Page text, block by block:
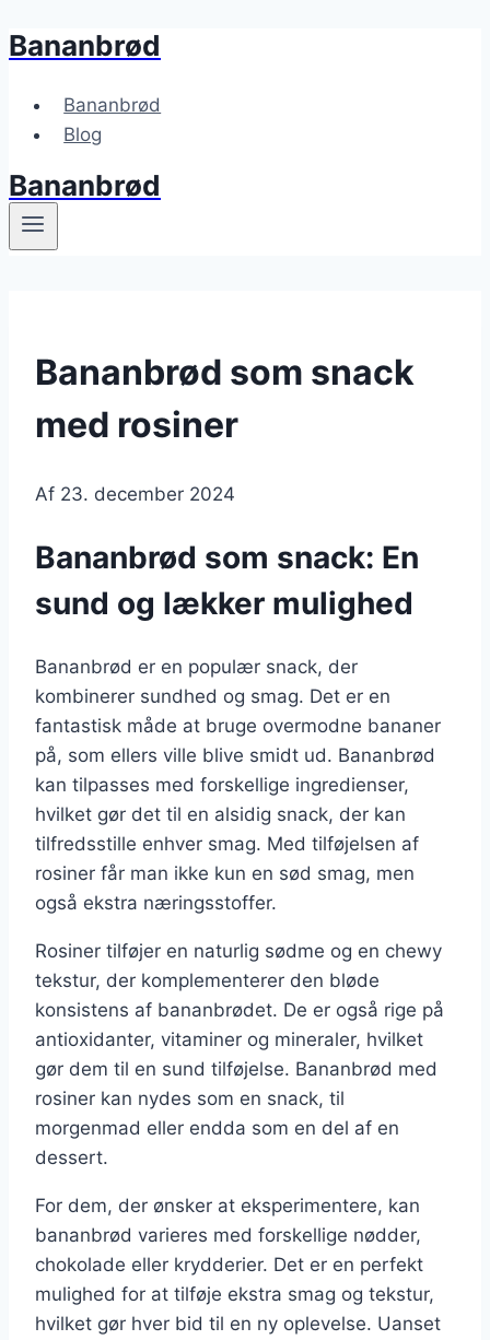
Fortsæt
indhold
Bananbrød
Bananbrød
Blog
Bananbrød
Bananbrød som snack
med rosiner
Af 23. december 2024
Bananbrød som snack: En
sund og lækker mulighed
Bananbrød er en populær snack, der
kombinerer sundhed og smag. Det er en
fantastisk måde at bruge overmodne bananer
på, som ellers ville blive smidt ud. Bananbrød
kan tilpasses med forskellige ingredienser,
hvilket gør det til en alsidig snack, der kan
tilfredsstille enhver smag. Med tilføjelsen af
rosiner får man ikke kun en sød smag, men
også ekstra næringsstoffer.
Rosiner tilføjer en naturlig sødme og en chewy
tekstur, der komplementerer den bløde
konsistens af bananbrødet. De er også rige på
antioxidanter, vitaminer og mineraler, hvilket
gør dem til en sund tilføjelse. Bananbrød med
rosiner kan nydes som en snack, til
morgenmad eller endda som en del af en
dessert.
For dem, der ønsker at eksperimentere, kan
bananbrød varieres med forskellige nødder,
chokolade eller krydderier. Det er en perfekt
mulighed for at tilføje ekstra smag og tekstur,
hvilket gør hver bid til en ny oplevelse. Uanset